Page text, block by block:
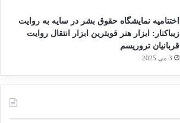
اختتامیه نمایشگاه حقوق بشر در سایه به روایت
زیباکنار: ابزار هنر قویترین ابزار انتقال روایت
قربانیان تروریسم
3 می 2025